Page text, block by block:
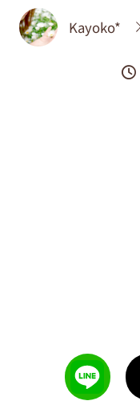
Kayoko*